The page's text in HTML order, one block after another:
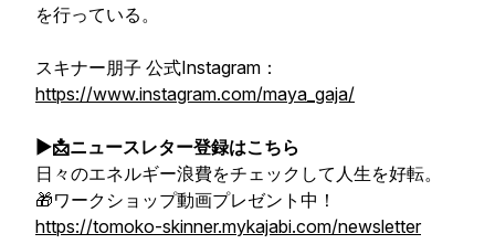
を行っている。
スキナー朋子 公式Instagram：
https://www.instagram.com/maya_gaja/
▶︎📩ニュースレター登録はこちら
日々のエネルギー浪費をチェックして人生を好転。
🎁ワークショップ動画プレゼント中！
https://tomoko-skinner.mykajabi.com/newsletter